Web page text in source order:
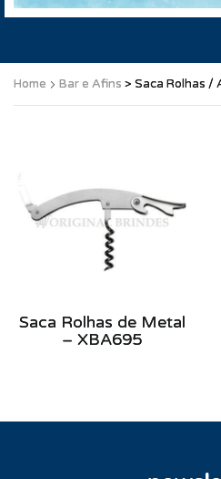
Home Bar e Afins > Saca Rolhas /
Saca Rolhas de Metal
– XBA695